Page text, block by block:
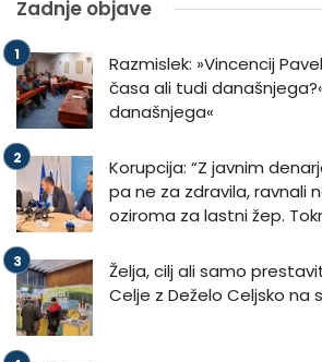
Zadnje objave
Razmislek: »Vincencij
časa ali tudi
današnjega«
Korupcija: “Z javnim
pa ne za zdravila, ravnali
oziroma za lastni žep.
Želja, cilj ali samo
Celje z Deželo Celjsko na